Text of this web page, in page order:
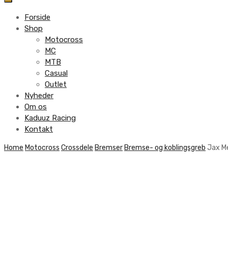
Forside
Shop
Motocross
MC
MTB
Casual
Outlet
Nyheder
Om os
Kaduuz Racing
Kontakt
Skip
Home Motocross Crossdele Bremser Bremse- og koblingsgreb Jax